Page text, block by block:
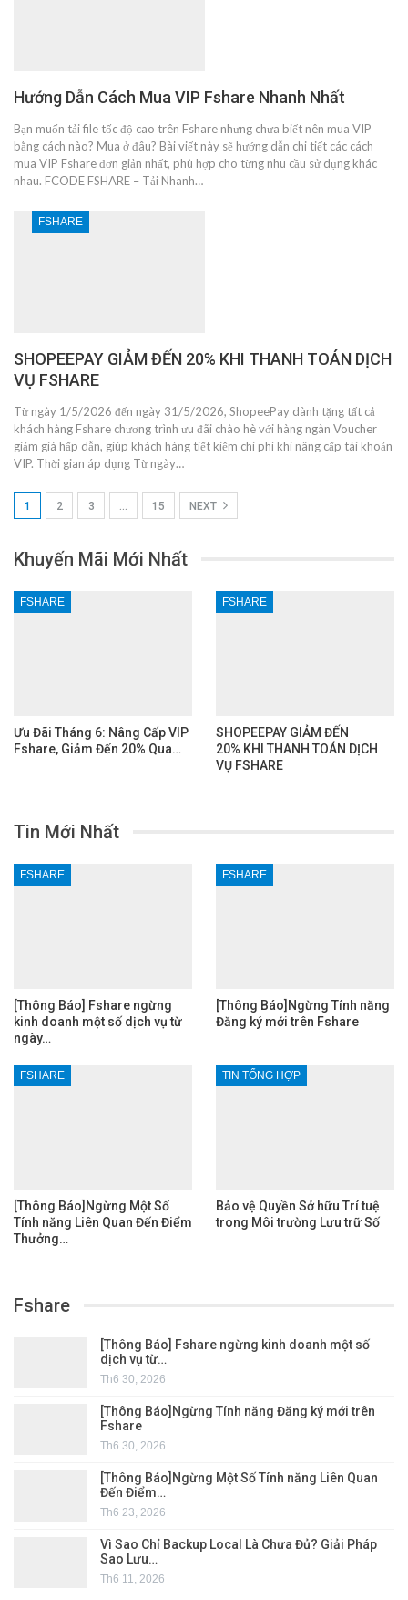
Hướng Dẫn Cách Mua VIP Fshare Nhanh Nhất
Bạn muốn tải file tốc độ cao trên Fshare nhưng chưa biết nên mua VIP
bằng cách nào? Mua ở đâu? Bài viết này sẽ hướng dẫn chi tiết các cách
mua VIP Fshare đơn giản nhất, phù hợp cho từng nhu cầu sử dụng khác
nhau. FCODE FSHARE – Tải Nhanh…
FSHARE
SHOPEEPAY GIẢM ĐẾN 20% KHI THANH TOÁN DỊCH
VỤ FSHARE
Từ ngày 1/5/2026 đến ngày 31/5/2026, ShopeePay dành tặng tất cả
khách hàng Fshare chương trình ưu đãi chào hè với hàng ngàn Voucher
giảm giá hấp dẫn, giúp khách hàng tiết kiệm chi phí khi nâng cấp tài khoản
VIP. Thời gian áp dụng Từ ngày…
1 2 3 … 15 NEXT
Khuyến Mãi Mới Nhất
FSHARE
Ưu Đãi Tháng 6: Nâng Cấp VIP
Fshare, Giảm Đến 20% Qua…
FSHARE
SHOPEEPAY GIẢM ĐẾN
20% KHI THANH TOÁN DỊCH
VỤ FSHARE
Tin Mới Nhất
FSHARE
[Thông Báo] Fshare ngừng
kinh doanh một số dịch vụ từ
ngày…
FSHARE
[Thông Báo]Ngừng Tính năng
Đăng ký mới trên Fshare
FSHARE
[Thông Báo]Ngừng Một Số
Tính năng Liên Quan Đến Điểm
Thưởng…
TIN TỔNG HỢP
Bảo vệ Quyền Sở hữu Trí tuệ
trong Môi trường Lưu trữ Số
Fshare
[Thông Báo] Fshare ngừng kinh doanh một số
dịch vụ từ…
Th6 30, 2026
[Thông Báo]Ngừng Tính năng Đăng ký mới trên
Fshare
Th6 30, 2026
[Thông Báo]Ngừng Một Số Tính năng Liên Quan
Đến Điểm…
Th6 23, 2026
Vì Sao Chỉ Backup Local Là Chưa Đủ? Giải Pháp
Sao Lưu…
Th6 11, 2026